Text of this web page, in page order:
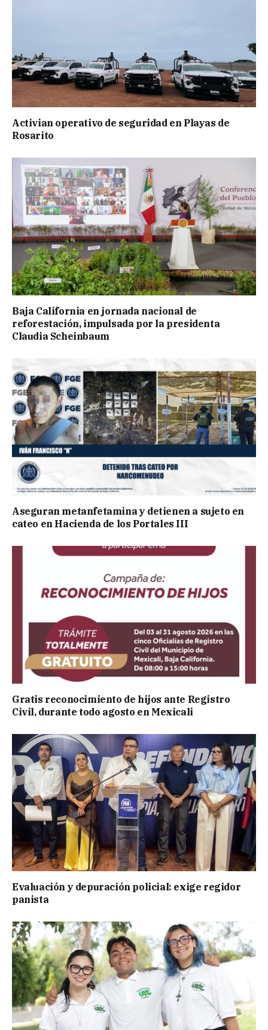
Activian operativo de seguridad en Playas de
Rosarito
Baja California en jornada nacional de
reforestación, impulsada por la presidenta
Claudia Scheinbaum
Aseguran metanfetamina y detienen a sujeto en
cateo en Hacienda de los Portales III
Gratis reconocimiento de hijos ante Registro
Civil, durante todo agosto en Mexicali
Evaluación y depuración policial: exige regidor
panista